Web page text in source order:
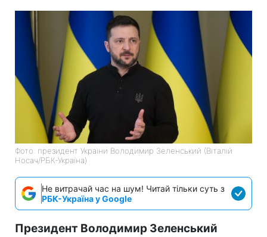
Фото: президент України Володимир Зеленський (Віталій
Носач/РБК-Україна)
Не витрачай час на шум! Читай тільки суть з
РБК-Україна у Google
Президент Володимир Зеленський